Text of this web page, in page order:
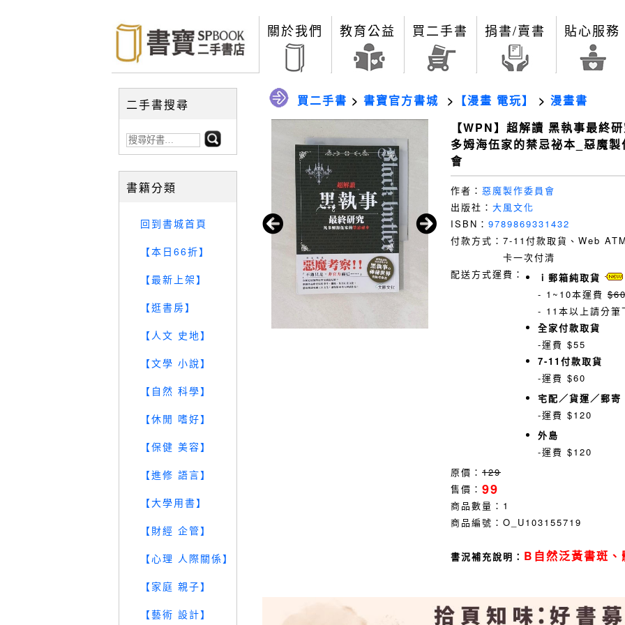
關於我們 教育公益 買二手書 捐書/賣書 貼心服務
二手書搜尋
書籍分類
回到書城首頁
【本日66折】
【最新上架】
【逛書房】
【人文 史地】
【文學 小說】
【自然 科學】
【休閒 嗜好】
【保健 美容】
【進修 語言】
【大學用書】
【財經 企管】
【心理 人際關係】
【家庭 親子】
【藝術 設計】
買二手書 > 書寶官方書城 > 【漫畫 電玩】 > 漫畫書
【WPN】超解讀 黑執事最終
多姆海伍家的禁忌祕本_惡魔製
會
作者： 惡魔製作委員會
出版社： 大風文化
ISBN： 9789869331432
付款方式： 7-11付款取貨、Web
卡一次付清
配送方式運費：
ｉ郵箱純取貨
- 1~10本運費
- 11本以上請分筆
全家付款取貨
-運費 $55
7-11付款取貨
-運費 $60
宅配／貨運／郵寄
-運費 $120
外島
-運費 $120
原價： 129
售價： 99
商品數量： 1
商品編號： O_U103155719
書況補充說明： B自然泛黃書斑、